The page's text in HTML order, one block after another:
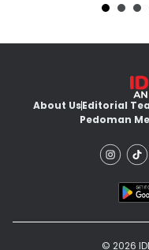
About UsEditorial
Pedoman
© 2026